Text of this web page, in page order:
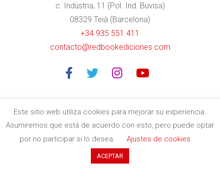
c. Indústria, 11 (Pol. Ind. Buvisa)
08329 Teià (Barcelona)
+34 935 551 411
contacto@redbookediciones.com
Editorial especializada en libros divulgativos de calidad en
Barcelona| Copyright © 2020Redbook Edicionesbyitres.cat
Este sitio web utiliza cookies para mejorar su experiencia.
Asumiremos que está de acuerdo con esto, pero puede optar
por no participar si lo desea.
Ajustes de cookies
ACEPTAR